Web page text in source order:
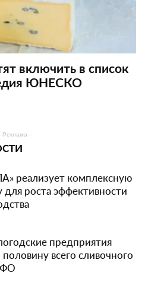
включить в список
ЮНЕСКО
Реклама -
реализует комплексную
для роста эффективности
предприятия
всего сливочного